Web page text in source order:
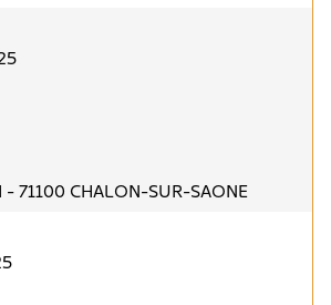
71100 CHALON-SUR-SAONE